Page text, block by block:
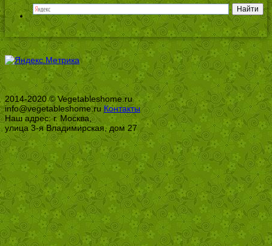
2014-2020 © Vegetableshome.ru
info@vegetableshome.ru Контакты
Наш адрес: г. Москва,
улица 3-я Владимирская, дом 27